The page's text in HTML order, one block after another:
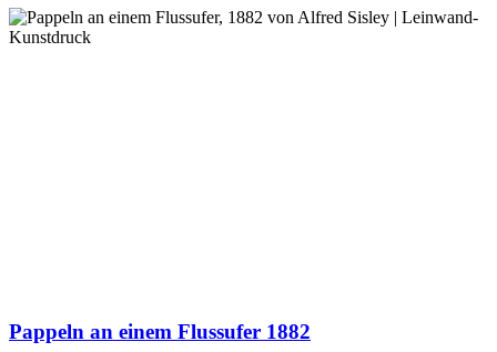
Pappeln an einem Flussufer 1882